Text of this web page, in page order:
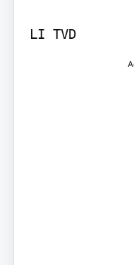
LI TVD